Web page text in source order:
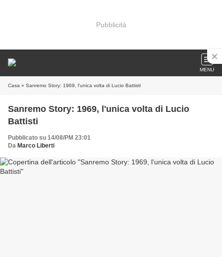
Pubblicità
MENU
Casa » Sanremo Story: 1969, l'unica volta di Lucio Battisti
Sanremo Story: 1969, l'unica volta di Lucio
Battisti
Pubblicato su 14/08/PM 23:01
Da Marco Liberti